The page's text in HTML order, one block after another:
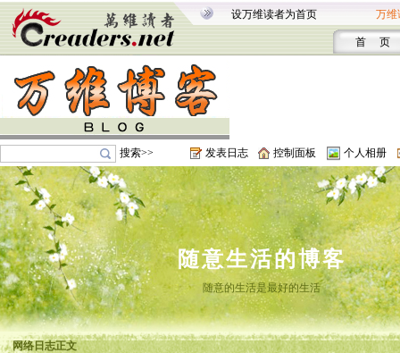
设万维读者为首页 万维
首 页
搜索>> 发表日志 控制面板 个人相册
随意生活的博客
随意的生活是最好的生活
网络日志正文